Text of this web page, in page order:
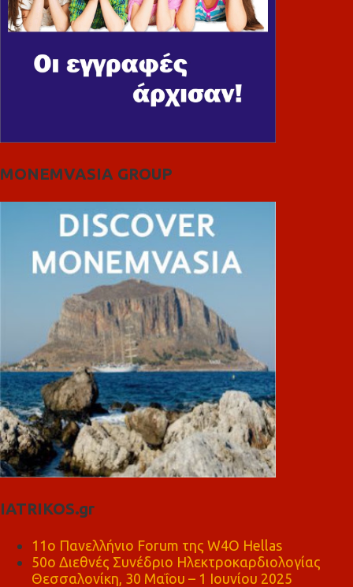
MONEMVASIA GROUP
IATRIKOS.gr
11ο Πανελλήνιο Forum της W4O Hellas
50ο Διεθνές Συνέδριο Ηλεκτροκαρδιολογίας
Θεσσαλονίκη, 30 Μαΐου – 1 Ιουνίου 2025